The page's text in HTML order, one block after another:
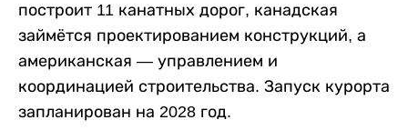
построит 11 канатных дорог, канадская
займётся проектированием конструкций, а
американская — управлением и
координацией строительства. Запуск курорта
запланирован на 2028 год.